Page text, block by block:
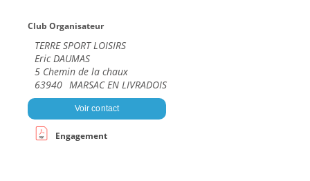
Club Organisateur
TERRE SPORT LOISIRS
Eric DAUMAS
5 Chemin de la chaux
63940 MARSAC EN LIVRADOIS
Voir contact
Engagement